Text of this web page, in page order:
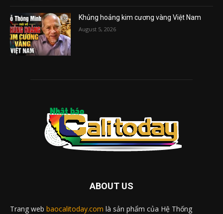
Khủng hoảng kim cương vàng Việt Nam
August 5, 2026
ABOUT US
Trang web baocalitoday.com là sản phẩm của Hệ Thống